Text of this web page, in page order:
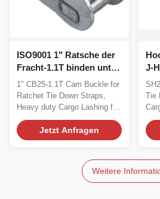
ISO9001 1" Ratsche der
Fracht-1.1T binden unten
Bügel
1" CB25-1.1T Cam Buckle for
Ratchet Tie Down Straps,
Heavy duty Cargo Lashing for
securing /...
Jetzt Anfragen
J-
Tie
Weitere